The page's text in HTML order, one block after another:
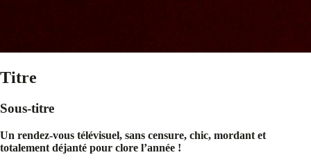
Titre
Sous-titre
Un rendez-vous télévisuel, sans censure, chic, mordant et
totalement déjanté pour clore l’année !